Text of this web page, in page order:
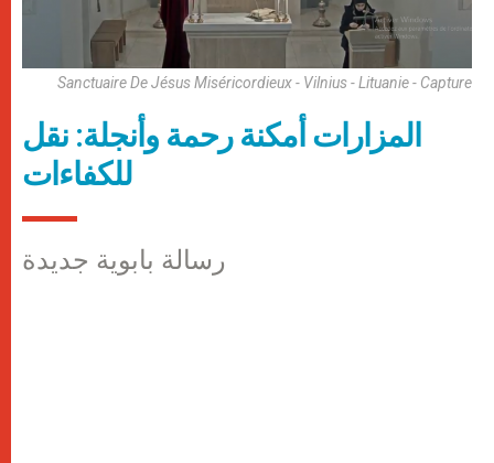
Sanctuaire De Jésus Miséricordieux - Vilnius - Lituanie - Capture
المزارات أمكنة رحمة وأنجلة: نقل
للكفاءات
رسالة بابوية جديدة